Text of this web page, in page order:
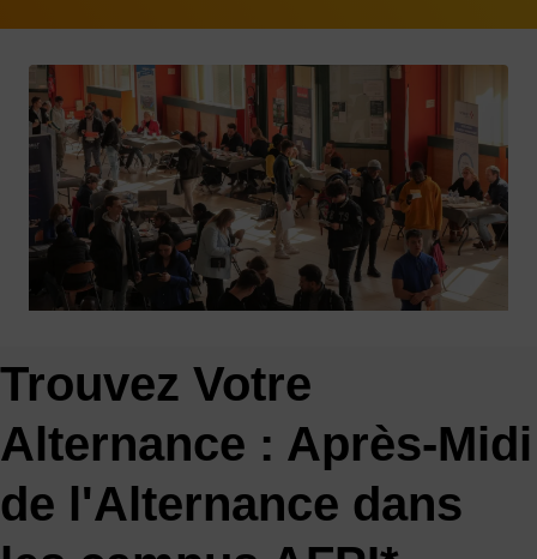
Trouvez Votre
Alternance : Après-Midi
de l'Alternance dans